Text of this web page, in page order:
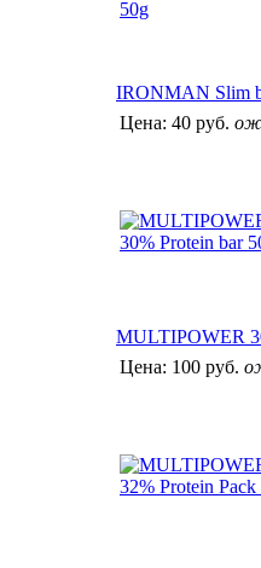
IRONMAN Slim
Цена: 40 руб.
MULTIPOWER
Цена: 100 руб.